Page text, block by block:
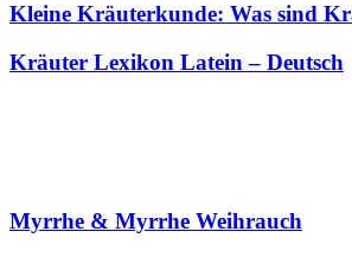
Kleine Kräuterkunde: Was sind
Kräuter Lexikon Latein – Deutsch
Myrrhe & Myrrhe Weihrauch